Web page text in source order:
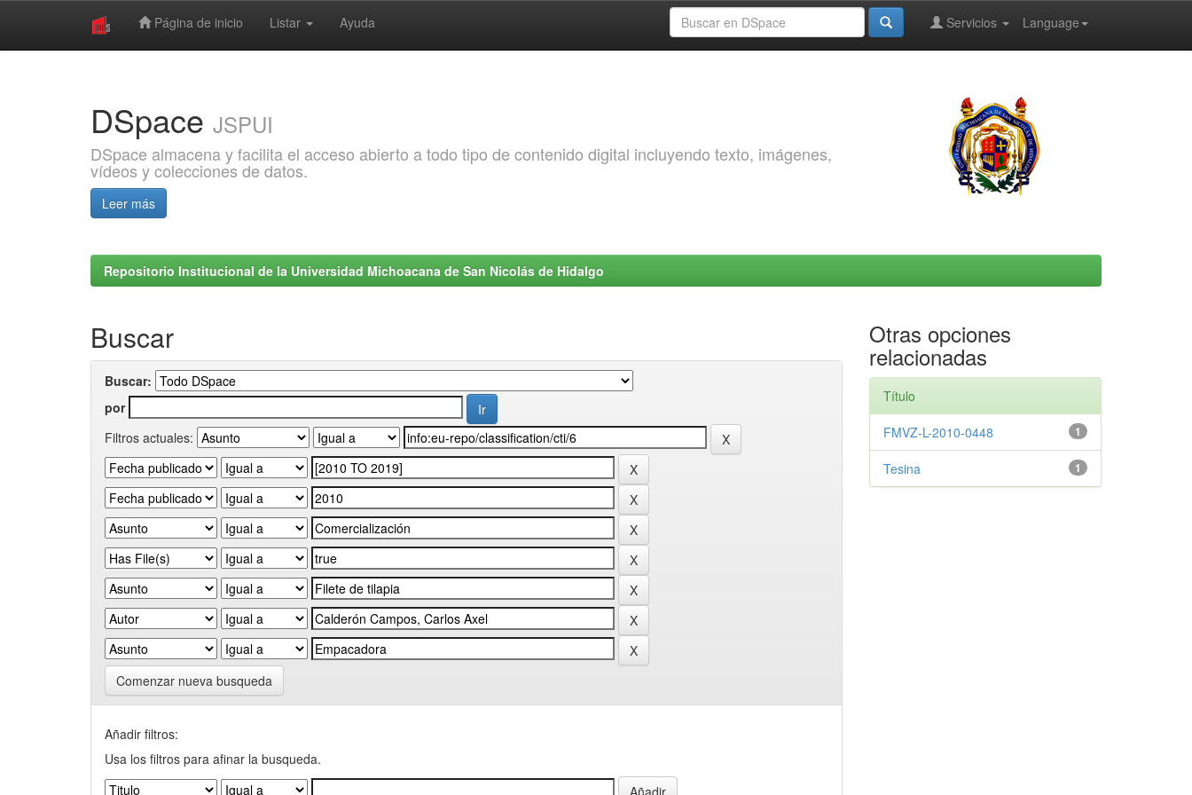
Página de inicio Listar Ayuda Language
Servicios
DSpace JSPUI
DSpace almacena y facilita el acceso abierto a todo tipo de contenido digital incluyendo texto, imágenes,
vídeos y colecciones de datos.
Leer más
Repositorio Institucional de la Universidad Michoacana de San Nicolás de Hidalgo
Buscar
Buscar:
por
Filtros actuales:
Comenzar nueva busqueda
Añadir filtros:
Usa los filtros para afinar la busqueda.
Otras opciones
relacionadas
Título
1
FMVZ-L-2010-0448
1
Tesina